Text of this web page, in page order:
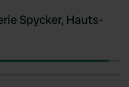
Spycker, Hauts-